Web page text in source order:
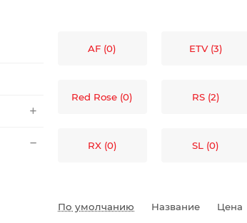
AF (0) ETV (3)
Red Rose (0) RS (2)
RX (0) SL (0)
По умолчанию Название Цена